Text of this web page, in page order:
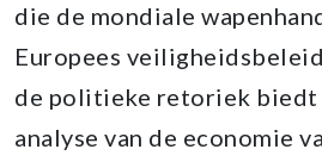
die de mondiale
Europees
de politieke retoriek biedt
analyse van de economie